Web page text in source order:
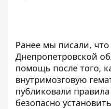
Ранее мы писали, что
Днепропетровской
помощь после того,
внутримозговую
публиковали правила
безопасно